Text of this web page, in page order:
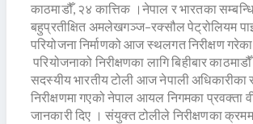
काठमाडौँ, २४ कात्तिक ।नेपाल र भारतका
बहुप्रतीक्षित अमलेखगञ्ज–रक्सौल पेट्रोलियम
परियोजना निर्माणको आज स्थलगत निरीक्षण
परियोजनाको निरीक्षणका लागि बिहीबार
सदस्यीय भारतीय टोली आज नेपाली
निरीक्षणमा गएको नेपाल आयल निगमका प्रवक्ता
जानकारी दिए । संयुक्त टोलीले निरीक्षणका